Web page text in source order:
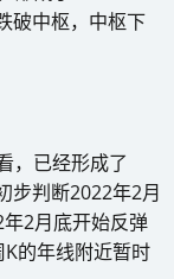
破中枢，中枢下
，已经形成了
步判断2022年2月
2月底开始反弹
的年线附近暂时